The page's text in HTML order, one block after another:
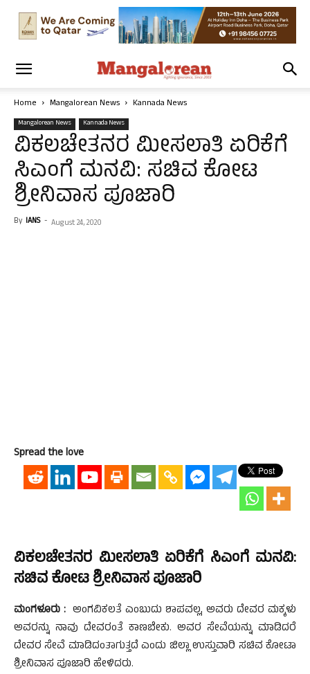
Home Mangalorean News Kannada News
Mangalorean News Kannada News
ವಿಕಲಚೇತನರ ಮೀಸಲಾತಿ ಏರಿಕೆಗೆ
ಸಿಎಂಗೆ ಮನವಿ: ಸಚಿವ ಕೋಟ
ಶ್ರೀನಿವಾಸ ಪೂಜಾರಿ
By IANS - August 24, 2020
Spread the love
ವಿಕಲಚೇತನರ ಮೀಸಲಾತಿ ಏರಿಕೆಗೆ ಸಿಎಂಗೆ ಮನವಿ:
ಸಚಿವ ಕೋಟ ಶ್ರೀನಿವಾಸ ಪೂಜಾರಿ
ಮಂಗಳೂರು : ಅಂಗವಿಕಲತೆ ಎಂಬುದು ಶಾಪವಲ್ಲ, ಅವರು ದೇವರ ಮಕ್ಕಳು
ಅವರನ್ನು ನಾವು ದೇವರಂತೆ ಕಾಣಬೇಕು. ಅವರ ಸೇವೆಯನ್ನು ಮಾಡಿದರೆ
ದೇವರ ಸೇವೆ ಮಾಡಿದಂತಾಗುತ್ತದೆ ಎಂದು ಜಿಲ್ಲಾ ಉಸ್ತುವಾರಿ ಸಚಿವ ಕೋಟಾ
ಶ್ರೀನಿವಾಸ ಪೂಜಾರಿ ಹೇಳಿದರು.